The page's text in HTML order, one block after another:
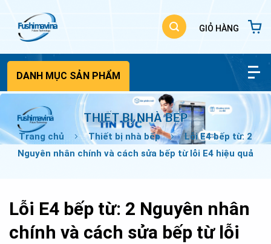
DANH MỤC SẢN PHẨM
THIẾT BỊ NHÀ BẾP
Trang chủ Thiết bị nhà bếp
Lỗi E4 bếp từ: 2
Nguyên nhân chính và cách sửa bếp từ lỗi E4 hiệu quả
Lỗi E4 bếp từ: 2 Nguyên nhân
chính và cách sửa bếp từ lỗi